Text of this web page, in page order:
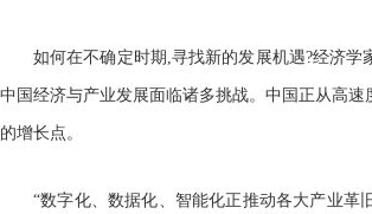
如何在不确定时期,寻找新的发展机遇?经济
中国经济与产业发展面临诸多挑战。中国正从高
的增长点。
“数字化、数据化、智能化正推动各大产业